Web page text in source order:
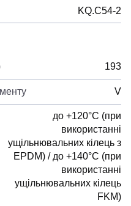
KQ.C54-2
193
V
до +120°C (при
використанні
ущільнювальних кілець з
EPDM) / до +140°C (при
використанні
ущільнювальних кілець
FKM)